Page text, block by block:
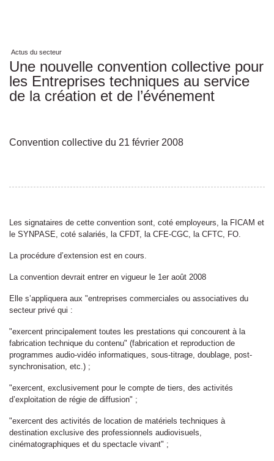
Actus du secteur
Une nouvelle convention collective pour
les Entreprises techniques au service
de la création et de l’événement
Convention collective du 21 février 2008
Les signataires de cette convention sont, coté employeurs, la FICAM et
le SYNPASE, coté salariés, la CFDT, la CFE-CGC, la CFTC, FO.
La procédure d’extension est en cours.
La convention devrait entrer en vigueur le 1er août 2008
Elle s’appliquera aux "entreprises commerciales ou associatives du
secteur privé qui :
"exercent principalement toutes les prestations qui concourent à la
fabrication technique du contenu" (fabrication et reproduction de
programmes audio-vidéo informatiques, sous-titrage, doublage, post-
synchronisation, etc.) ;
"exercent, exclusivement pour le compte de tiers, des activités
d’exploitation de régie de diffusion" ;
"exercent des activités de location de matériels techniques à
destination exclusive des professionnels audiovisuels,
cinématographiques et du spectacle vivant" ;